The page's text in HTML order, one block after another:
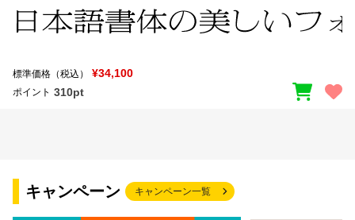
標準価格（税込） ¥34,100
ポイント 310pt
キャンペーン キャンペーン一覧